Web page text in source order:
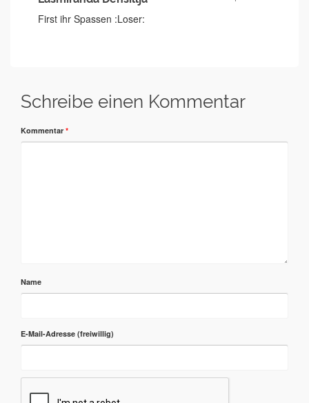
First ihr Spassen :Loser:
Schreibe einen Kommentar
Kommentar *
Name
E-Mail-Adresse